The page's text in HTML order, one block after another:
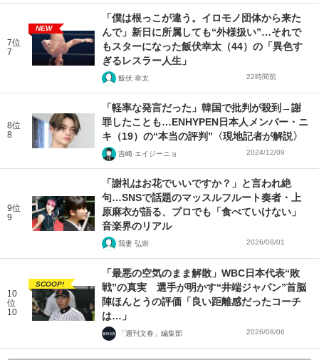
7位
7
NEW
「僕は根っこが違う。イロモノ団体から来た
んで」新日に所属しても“外様扱い”…それで
もスターになった飯伏幸太（44）の「異色す
ぎるレスラー人生」
飯伏 幸太 22時間前
8位
8
「軽率な発言だった」韓国で批判が殺到→謝
罪したことも…ENHYPEN日本人メンバー・ニ
キ（19）の“本当の評判”〈現地記者が解説〉
吉崎 エイジーニョ 2024/12/09
9位
9
「謝礼はお花でいいですか？」と言われ絶
句…SNSで話題のマッスルフルート奏者・上
原麻衣が語る、プロでも「食べていけない」
音楽界のリアル
我妻 弘崇 2026/08/01
10
位
10
SCOOP!
「最悪の空気のまま解散」WBC日本代表“敗
戦”の真実 選手が明かす“井端ジャパン”首脳
陣ほんとうの評価「良い距離感だったコーチ
は…」
「週刊文春」編集部 2026/08/06